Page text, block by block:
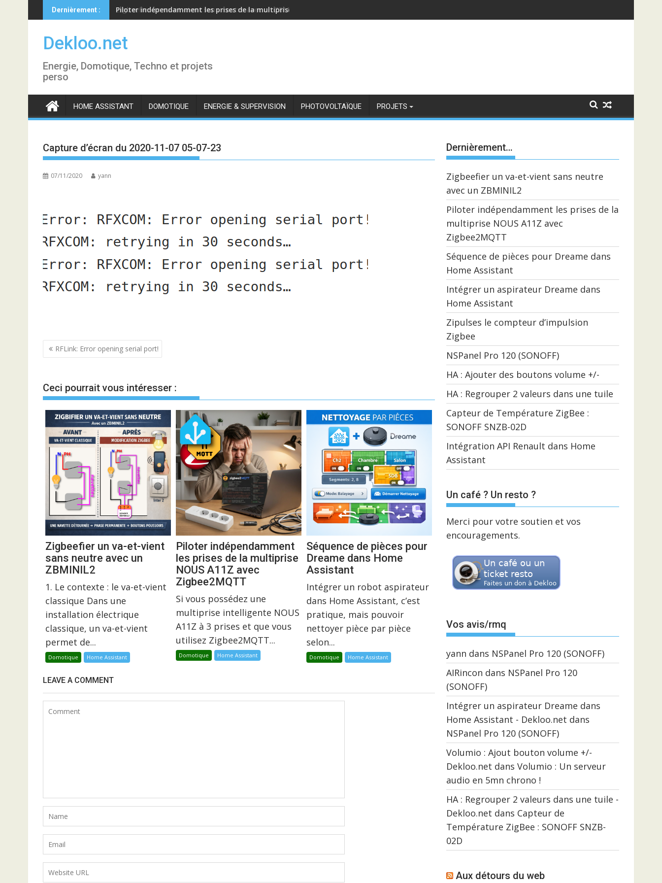
to
content
Dernièrement : Piloter indépendamment les prises de la multiprise NOUS A11Z avec Zigbee2MQTT
Dekloo.net
Energie, Domotique, Techno et projets
perso
HOME ASSISTANT DOMOTIQUE ENERGIE & SUPERVISION PHOTOVOLTAÏQUE PROJETS
Capture d’écran du 2020-11-07 05-07-23
07/11/2020 yann
Navigation
l’article
RFLink: Error opening serial port!
Ceci pourrait vous intéresser :
Zigbeefier un va-et-vient
sans neutre avec un
ZBMINIL2
1. Le contexte : le va-et-vient
classique Dans une
installation électrique
classique, un va-et-vient
permet de...
Domotique Home Assistant
Piloter indépendamment
les prises de la multiprise
NOUS A11Z avec
Zigbee2MQTT
Si vous possédez une
multiprise intelligente NOUS
A11Z à 3 prises et que vous
utilisez Zigbee2MQTT...
Domotique Home Assistant
Séquence de pièces pour
Dreame dans Home
Assistant
Intégrer un robot aspirateur
dans Home Assistant, c’est
pratique, mais pouvoir
nettoyer pièce par pièce
selon...
Domotique Home Assistant
LEAVE A COMMENT
Dernièrement…
Zigbeefier un va-et-vient sans neutre
avec un ZBMINIL2
Piloter indépendamment les prises de la
multiprise NOUS A11Z avec
Zigbee2MQTT
Séquence de pièces pour Dreame dans
Home Assistant
Intégrer un aspirateur Dreame dans
Home Assistant
Zipulses le compteur d’impulsion
Zigbee
NSPanel Pro 120 (SONOFF)
HA : Ajouter des boutons volume +/-
HA : Regrouper 2 valeurs dans une tuile
Capteur de Température ZigBee :
SONOFF SNZB-02D
Intégration API Renault dans Home
Assistant
Un café ? Un resto ?
Merci pour votre soutien et vos
encouragements.
Vos avis/rmq
yann dans NSPanel Pro 120 (SONOFF)
AIRincon dans NSPanel Pro 120
(SONOFF)
Intégrer un aspirateur Dreame dans
Home Assistant - Dekloo.net dans
NSPanel Pro 120 (SONOFF)
Volumio : Ajout bouton volume +/-
Dekloo.net dans Volumio : Un serveur
audio en 5mn chrono !
HA : Regrouper 2 valeurs dans une tuile -
Dekloo.net dans Capteur de
Température ZigBee : SONOFF SNZB-
02D
Aux détours du web